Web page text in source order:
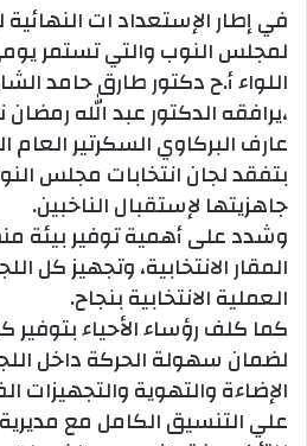
في إطار الإستعداد ات النهائية
لمجلس النوب والتي تستمر يومي
اللواء أ.ح دكتور طارق حامد
،يرافقه الدكتور عبد الله
عارف البركاوي السكرتير
بتفقد لجان انتخابات مجلس
جاهزيتها لإستقبال الناخبين.
وشدد على أهمية توفير بيئة
المقار الانتخابية، وتجهيز كل
العملية الانتخابية بنجاح.
كما كلف رؤساء الأحياء بتوفير
لضمان سهولة الحركة داخل
الإضاءة والتهوية والتجهيزات
علي التنسيق الكامل مع مديرية